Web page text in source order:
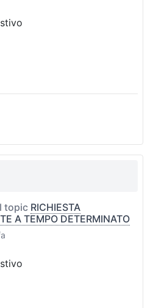
topic RICHIESTA
A TEMPO DETERMINATO